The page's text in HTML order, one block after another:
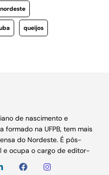
nordeste
queijos
de nascimento e
formado na UFPB, tem mais
do Nordeste. É pós-
e ocupa o cargo de editor-